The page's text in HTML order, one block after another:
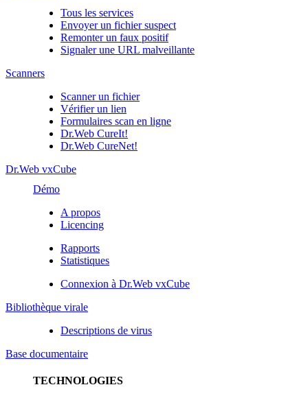
Tous les services
Envoyer un fichier suspect
Remonter un faux positif
Signaler une URL malveillante
Scanners
Scanner un fichier
Vérifier un lien
Formulaires scan en ligne
Dr.Web CureIt!
Dr.Web CureNet!
Dr.Web vxCube
Démo
A propos
Licencing
Rapports
Statistiques
Connexion à Dr.Web vxCube
Bibliothèque virale
Descriptions de virus
Base documentaire
TECHNOLOGIES